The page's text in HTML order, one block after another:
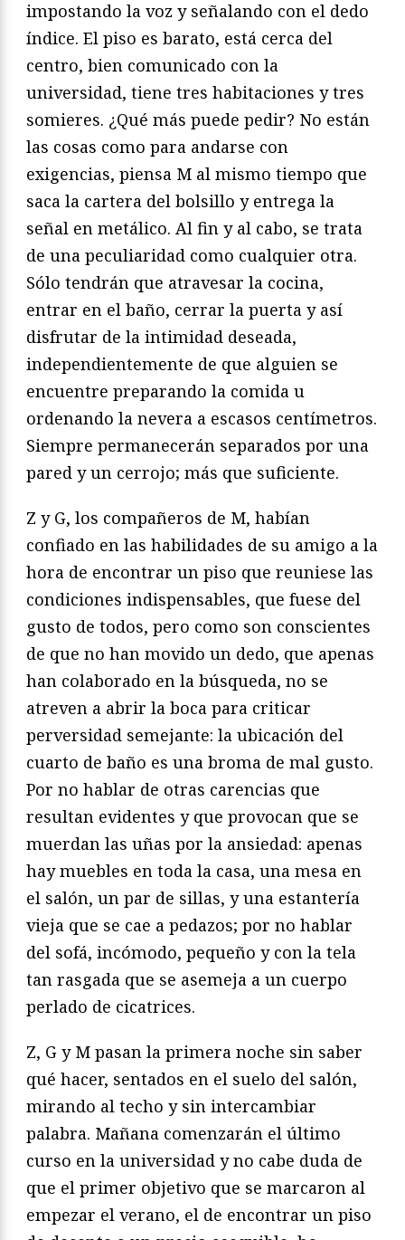
impostando la voz y señalando con el dedo
índice. El piso es barato, está cerca del
centro, bien comunicado con la
universidad, tiene tres habitaciones y tres
somieres. ¿Qué más puede pedir? No están
las cosas como para andarse con
exigencias, piensa M al mismo tiempo que
saca la cartera del bolsillo y entrega la
señal en metálico. Al fin y al cabo, se trata
de una peculiaridad como cualquier otra.
Sólo tendrán que atravesar la cocina,
entrar en el baño, cerrar la puerta y así
disfrutar de la intimidad deseada,
independientemente de que alguien se
encuentre preparando la comida u
ordenando la nevera a escasos centímetros.
Siempre permanecerán separados por una
pared y un cerrojo; más que suficiente.
Z y G, los compañeros de M, habían
confiado en las habilidades de su amigo a la
hora de encontrar un piso que reuniese las
condiciones indispensables, que fuese del
gusto de todos, pero como son conscientes
de que no han movido un dedo, que apenas
han colaborado en la búsqueda, no se
atreven a abrir la boca para criticar
perversidad semejante: la ubicación del
cuarto de baño es una broma de mal gusto.
Por no hablar de otras carencias que
resultan evidentes y que provocan que se
muerdan las uñas por la ansiedad: apenas
hay muebles en toda la casa, una mesa en
el salón, un par de sillas, y una estantería
vieja que se cae a pedazos; por no hablar
del sofá, incómodo, pequeño y con la tela
tan rasgada que se asemeja a un cuerpo
perlado de cicatrices.
Z, G y M pasan la primera noche sin saber
qué hacer, sentados en el suelo del salón,
mirando al techo y sin intercambiar
palabra. Mañana comenzarán el último
curso en la universidad y no cabe duda de
que el primer objetivo que se marcaron al
empezar el verano, el de encontrar un piso